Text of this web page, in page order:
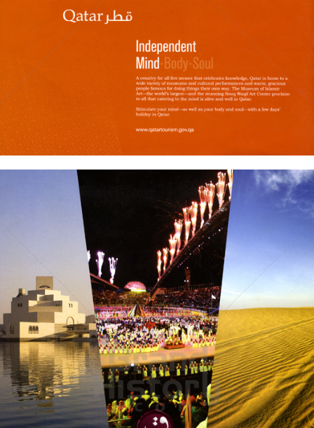
Qatar Tourism Qatar Tourism Authority 2009